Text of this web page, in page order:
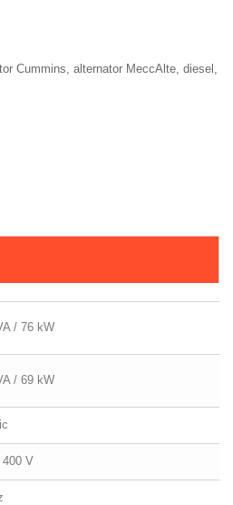
Cummins, alternator MeccAlte, diesel,
/ 76 kW
/ 69 kW
V